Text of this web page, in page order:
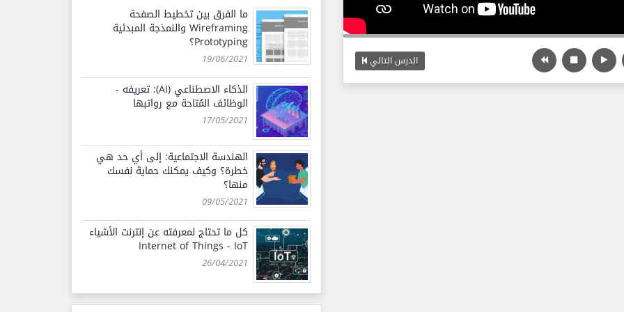
الدرس التالي
ما الفرق بين تخطيط الصفحة
Wireframing والنمذجة المبدئية
Prototyping؟
19/06/2021
الذكاء الاصطناعي (AI): تعريفه -
الوظائف المُتاحة مع رواتبها
17/05/2021
الهندسة الاجتماعية: إلى أي حد هي
خطرة؟ وكيف يمكنك حماية نفسك
منها؟
09/05/2021
كل ما تحتاج لمعرفته عن إنترنت الأشياء
Internet of Things - IoT
26/04/2021